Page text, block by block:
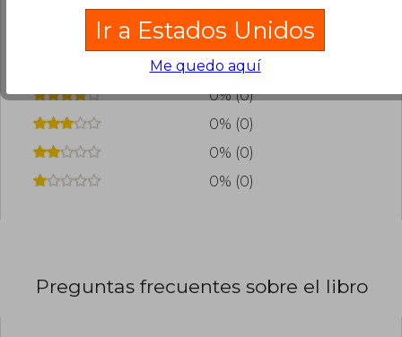
puedas perderte.
agregar tu propia evaluación.
0% (0)
0% (0)
0% (0)
0% (0)
0% (0)
Preguntas frecuentes sobre el libro
Ir a Estados Unidos
Me quedo aquí